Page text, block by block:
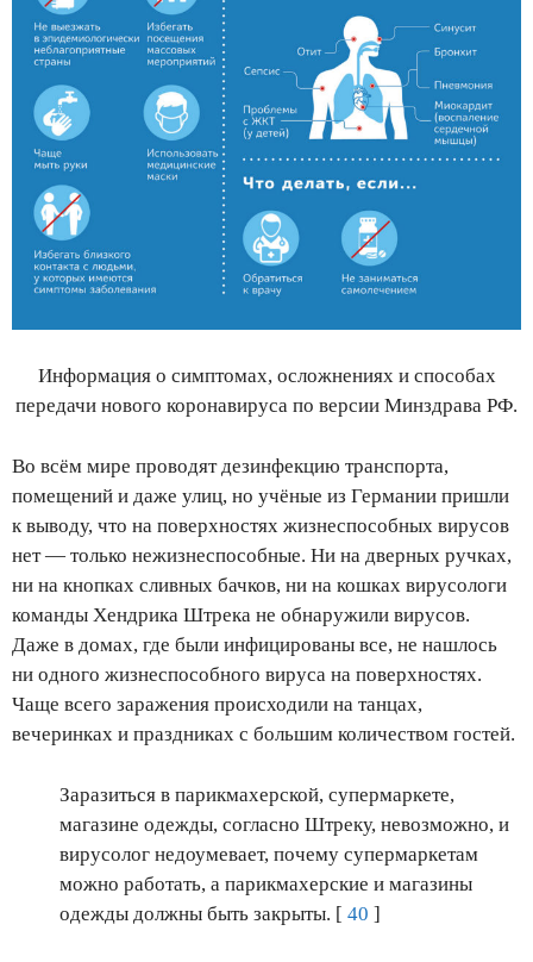
Информация о симптомах, осложнениях и способах
передачи нового коронавируса по версии Минздрава РФ.
Во всём мире проводят дезинфекцию транспорта,
помещений и даже улиц, но учёные из Германии пришли
к выводу, что на поверхностях жизнеспособных вирусов
нет — только нежизнеспособные. Ни на дверных ручках,
ни на кнопках сливных бачков, ни на кошках вирусологи
команды Хендрика Штрека не обнаружили вирусов.
Даже в домах, где были инфицированы все, не нашлось
ни одного жизнеспособного вируса на поверхностях.
Чаще всего заражения происходили на танцах,
вечеринках и праздниках с большим количеством гостей.
Заразиться в парикмахерской, супермаркете,
магазине одежды, согласно Штреку, невозможно, и
вирусолог недоумевает, почему супермаркетам
можно работать, а парикмахерские и магазины
одежды должны быть закрыты. [ 40 ]